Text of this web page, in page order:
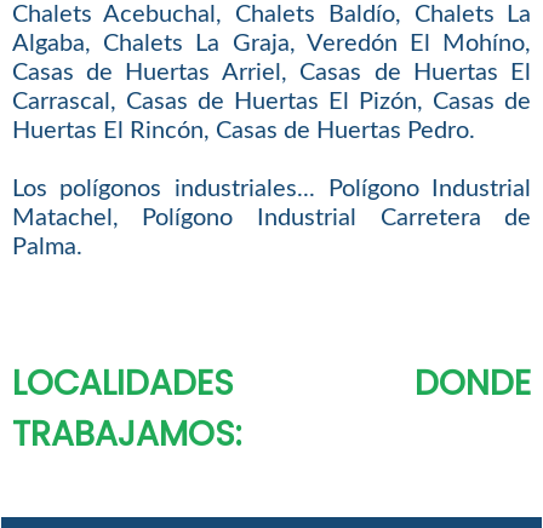
Chalets Acebuchal, Chalets Baldío, Chalets La
Algaba, Chalets La Graja, Veredón El Mohíno,
Casas de Huertas Arriel, Casas de Huertas El
Carrascal, Casas de Huertas El Pizón, Casas de
Huertas El Rincón, Casas de Huertas Pedro.
Los polígonos industriales... Polígono Industrial
Matachel, Polígono Industrial Carretera de
Palma.
LOCALIDADES DONDE
TRABAJAMOS: